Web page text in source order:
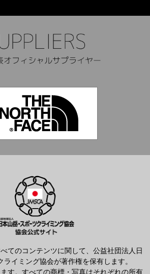
てのコンテンツに関して、公益社団法人日
イミング協会が著作権を保有します。
す。すべての商標・写真はそれぞれの所有